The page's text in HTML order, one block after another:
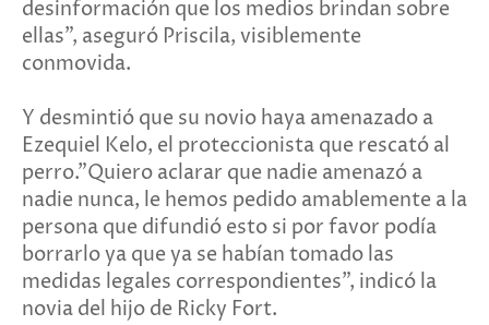
desinformación que los medios brindan sobre
ellas", aseguró Priscila, visiblemente
conmovida.
Y desmintió que su novio haya amenazado a
Ezequiel Kelo, el proteccionista que rescató al
perro."Quiero aclarar que nadie amenazó a
nadie nunca, le hemos pedido amablemente a la
persona que difundió esto si por favor podía
borrarlo ya que ya se habían tomado las
medidas legales correspondientes", indicó la
novia del hijo de Ricky Fort.